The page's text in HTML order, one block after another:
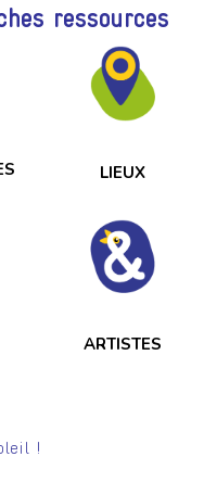
ressources
LIEUX
ARTISTES
!